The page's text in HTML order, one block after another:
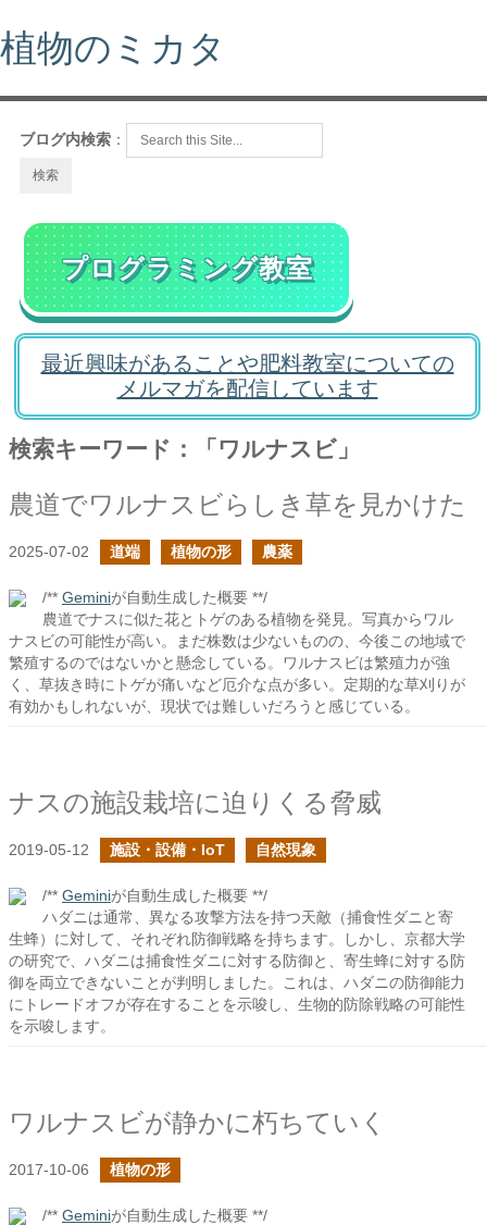
植物のミカタ
ブログ内検索 ：
プログラミング教室
最近興味があることや肥料教室についての
メルマガを配信しています
検索キーワード：「ワルナスビ」
農道でワルナスビらしき草を見かけた
2025-07-02 道端 植物の形 農薬
/** Geminiが自動生成した概要 **/
農道でナスに似た花とトゲのある植物を発見。写真からワル
ナスビの可能性が高い。まだ株数は少ないものの、今後この地域で
繁殖するのではないかと懸念している。ワルナスビは繁殖力が強
く、草抜き時にトゲが痛いなど厄介な点が多い。定期的な草刈りが
有効かもしれないが、現状では難しいだろうと感じている。
ナスの施設栽培に迫りくる脅威
2019-05-12 施設・設備・IoT 自然現象
/** Geminiが自動生成した概要 **/
ハダニは通常、異なる攻撃方法を持つ天敵（捕食性ダニと寄
生蜂）に対して、それぞれ防御戦略を持ちます。しかし、京都大学
の研究で、ハダニは捕食性ダニに対する防御と、寄生蜂に対する防
御を両立できないことが判明しました。これは、ハダニの防御能力
にトレードオフが存在することを示唆し、生物的防除戦略の可能性
を示唆します。
ワルナスビが静かに朽ちていく
2017-10-06 植物の形
/** Geminiが自動生成した概要 **/